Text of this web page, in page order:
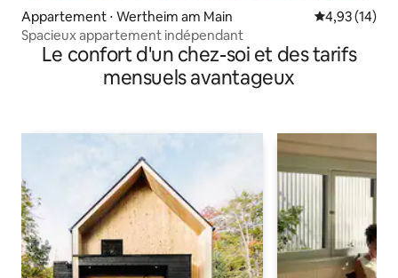
Appartement ⋅ Wertheim am Main Évaluation
4,93 (14)
Spacieux appartement indépendant
Le confort d'un chez-soi et des tarifs
mensuels avantageux